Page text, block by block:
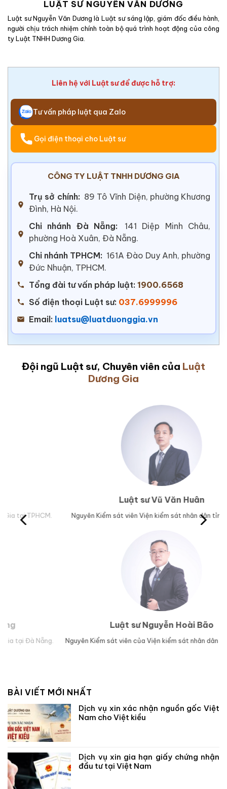
LUẬT SƯ NGUYỄN VĂN DƯƠNG
Luật sư Nguyễn Văn Dương là Luật sư sáng lập, giám đốc điều hành,
người chịu trách nhiệm chính toàn bộ quá trình hoạt động của công
ty Luật TNHH Dương Gia.
Liên hệ với Luật sư để được hỗ trợ:
Tư vấn pháp luật qua Zalo
Gọi điện thoại cho Luật sư
CÔNG TY LUẬT TNHH DƯƠNG GIA
Trụ sở chính: 89 Tô Vĩnh Diện, phường Khương
Đình, Hà Nội.
Chi nhánh Đà Nẵng:
141 Diệp Minh Châu,
phường Hoà Xuân, Đà Nẵng.
Chi nhánh TPHCM: 161A Đào Duy Anh, phường
Đức Nhuận, TPHCM.
Tổng đài tư vấn pháp luật: 1900.6568
Số điện thoại Luật sư: 037.6999996
Email: luatsu@luatduonggia.vn
Đội ngũ Luật sư, Chuyên viên của Luật
Dương Gia
Luật sư Vũ Văn Huân
Nguyên Kiểm sát viên Viện kiểm sát nhân dân tỉnh Phú Yên.
Luật sư Nguyễn Hoài Bão
Nguyên Kiểm sát viên của Viện kiểm sát nhân dân TP Đà Nẵng.
BÀI VIẾT MỚI NHẤT
Dịch vụ xin xác nhận nguồn gốc Việt
Nam cho Việt kiều
Dịch vụ xin gia hạn giấy chứng nhận
đầu tư tại Việt Nam